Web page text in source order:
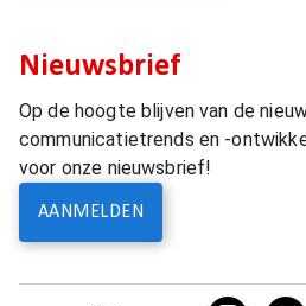
Nieuwsbrief
Op de hoogte blijven van de
communicatietrends en -
voor onze nieuwsbrief!
AANMELDEN